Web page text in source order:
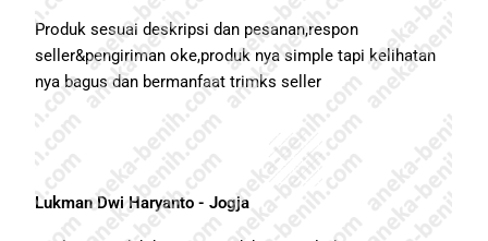
Produk sesuai deskripsi dan pesanan,respon
seller&pengiriman oke,produk nya simple tapi kelihatan
nya bagus dan bermanfaat trimks seller
Lukman Dwi Haryanto - Jogja